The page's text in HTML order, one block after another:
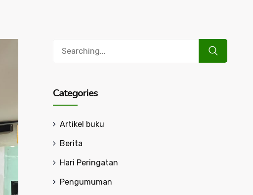
Categories
Artikel buku
Berita
Hari Peringatan
Pengumuman